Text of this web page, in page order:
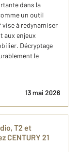
dans la
un outil
à redynamiser
aux enjeux
Décryptage
le
13 mai 2026
T2 et
21